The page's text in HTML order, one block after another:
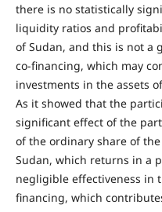
there is no statistically
liquidity ratios and
of Sudan, and this is not a
co-financing, which may
investments in the assets
As it showed that the
significant effect of the
of the ordinary share of
Sudan, which returns in a
negligible effectiveness in
financing, which